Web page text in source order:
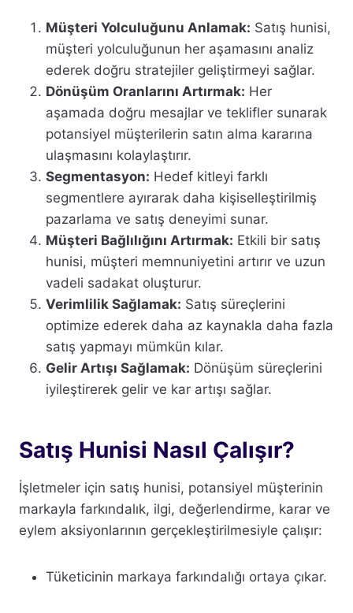
Müşteri Yolculuğunu Anlamak: Satış hunisi,
müşteri yolculuğunun her aşamasını analiz
ederek doğru stratejiler geliştirmeyi sağlar.
Dönüşüm Oranlarını Artırmak: Her
aşamada doğru mesajlar ve teklifler sunarak
potansiyel müşterilerin satın alma kararına
ulaşmasını kolaylaştırır.
Segmentasyon: Hedef kitleyi farklı
segmentlere ayırarak daha kişiselleştirilmiş
pazarlama ve satış deneyimi sunar.
Müşteri Bağlılığını Artırmak: Etkili bir satış
hunisi, müşteri memnuniyetini artırır ve uzun
vadeli sadakat oluşturur.
Verimlilik Sağlamak: Satış süreçlerini
optimize ederek daha az kaynakla daha fazla
satış yapmayı mümkün kılar.
Gelir Artışı Sağlamak: Dönüşüm süreçlerini
iyileştirerek gelir ve kar artışı sağlar.
Satış Hunisi Nasıl Çalışır?
İşletmeler için satış hunisi, potansiyel müşterinin
markayla farkındalık, ilgi, değerlendirme, karar ve
eylem aksiyonlarının gerçekleştirilmesiyle çalışır:
Tüketicinin markaya farkındalığı ortaya çıkar.